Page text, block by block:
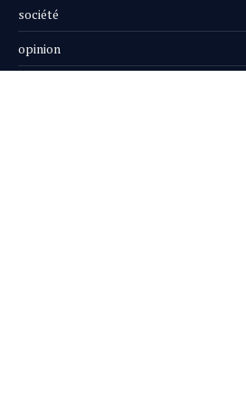
société
opinion